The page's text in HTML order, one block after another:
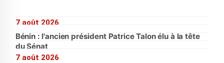
7 août 2026
Bénin : l'ancien président Patrice Talon élu à la tête
du Sénat
7 août 2026